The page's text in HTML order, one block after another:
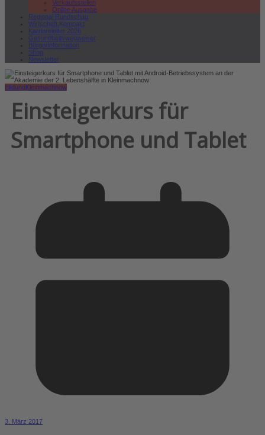
Verkaufsstellen
Online Ausgabe
Regional Rundschau
Wirtschaft.Kompakt
Karriereleiter 2026
Gesundheitswegweiser
Bürgerinformation
Shop
Newsletter
BildungKleinmachnow
Einsteigerkurs für
Smartphone und Tablet
3. März 2017